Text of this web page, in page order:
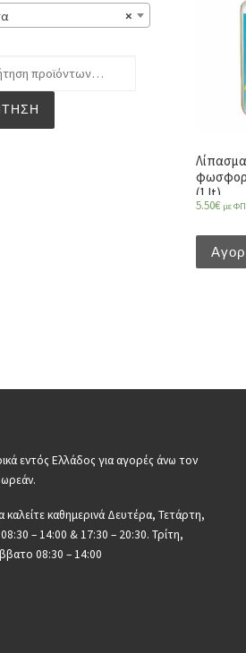
(1 lt)
5.50€ με
×
εντός Ελλάδος για αγορές άνω τον
καλείτε καθημερινά Δευτέρα, Τετάρτη,
– 14:00 & 17:30 – 20:30. Τρίτη,
08:30 – 14:00